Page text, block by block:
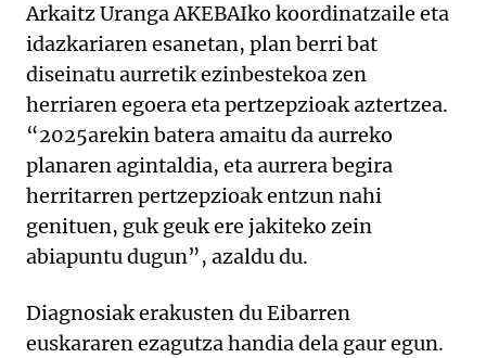
Arkaitz Uranga AKEBAIko koordinatzaile eta
idazkariaren esanetan, plan berri bat
diseinatu aurretik ezinbestekoa zen
herriaren egoera eta pertzepzioak aztertzea.
“2025arekin batera amaitu da aurreko
planaren agintaldia, eta aurrera begira
herritarren pertzepzioak entzun nahi
genituen, guk geuk ere jakiteko zein
abiapuntu dugun”, azaldu du.
Diagnosiak erakusten du Eibarren
euskararen ezagutza handia dela gaur egun.